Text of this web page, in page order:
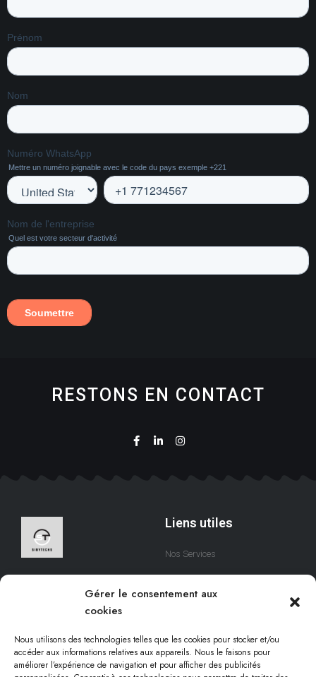
Gérer le consentement aux
cookies
Nous utilisons des technologies telles que les cookies pour stocker et/ou
accéder aux informations relatives aux appareils. Nous le faisons pour
améliorer l’expérience de navigation et pour afficher des publicités
RESTONS EN CONTACT
qui s’efforce de créer des
solutions digitales qui
Liens utiles
Nos Services
A Propos